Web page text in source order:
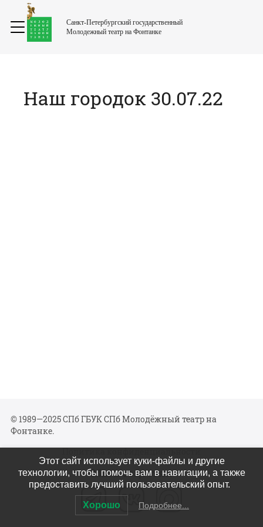
Санкт-Петербургский государственный
Молодежный театр на Фонтанке
Наш городок 30.07.22
© 1989—2025 СПб ГБУК СПб Молодёжный театр на
Фонтанке.
Политика конфиденциальности
Мы в соцсетях
Этот сайт использует куки-файлы и другие
технологии, чтобы помочь вам в навигации, а также
предоставить лучший пользовательский опыт.
Хорошо Подробнее...